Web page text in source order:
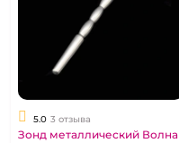
5.0 3 отзыва
Зонд металлический Волна